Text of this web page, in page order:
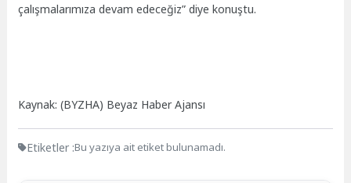
çalışmalarımıza devam edeceğiz” diye konuştu.
Kaynak: (BYZHA) Beyaz Haber Ajansı
Etiketler :Bu yazıya ait etiket bulunamadı.